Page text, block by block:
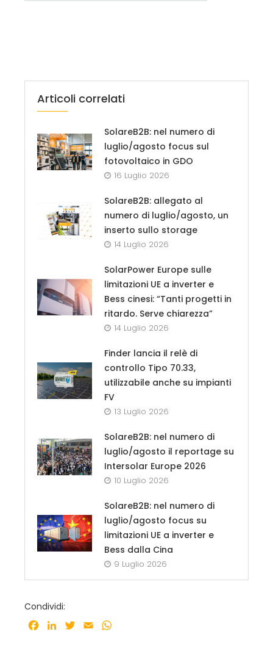
Articoli correlati
SolareB2B: nel numero di
luglio/agosto focus sul
fotovoltaico in GDO
16 Luglio 2026
SolareB2B: allegato al
numero di luglio/agosto, un
inserto sullo storage
14 Luglio 2026
SolarPower Europe sulle
limitazioni UE a inverter e
Bess cinesi: “Tanti progetti in
ritardo. Serve chiarezza”
14 Luglio 2026
Finder lancia il relè di
controllo Tipo 70.33,
utilizzabile anche su impianti
FV
13 Luglio 2026
SolareB2B: nel numero di
luglio/agosto il reportage su
Intersolar Europe 2026
10 Luglio 2026
SolareB2B: nel numero di
luglio/agosto focus su
limitazioni UE a inverter e
Bess dalla Cina
9 Luglio 2026
Condividi:
Facebook
LinkedInTwitter
Email